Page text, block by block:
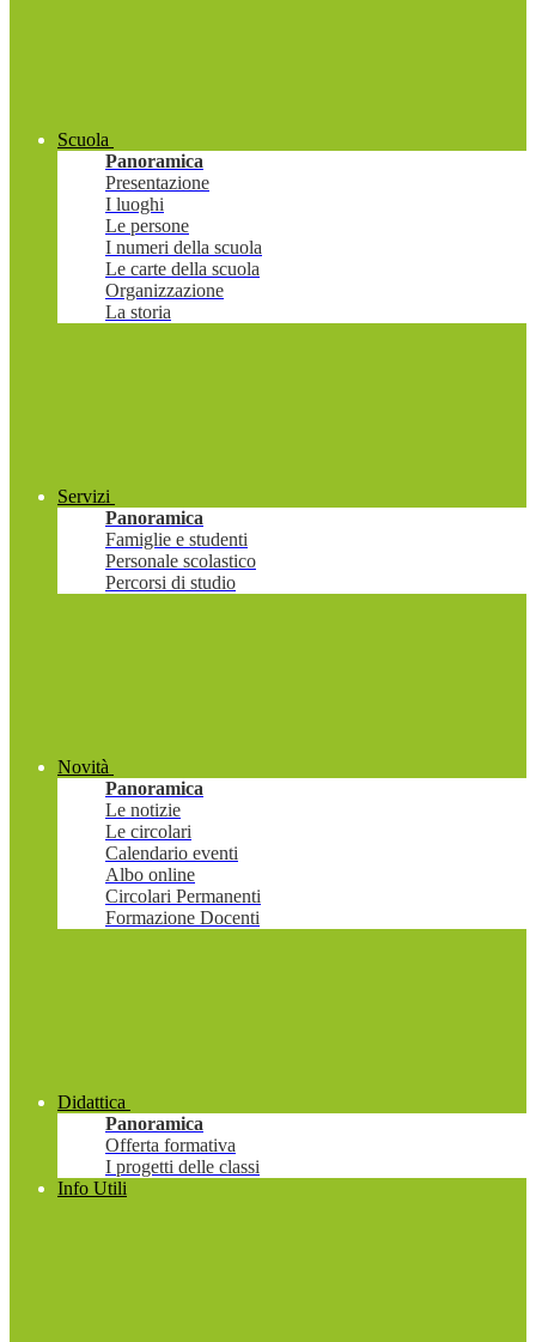
Scuola
Panoramica
Presentazione
I luoghi
Le persone
I numeri della scuola
Le carte della scuola
Organizzazione
La storia
Servizi
Panoramica
Famiglie e studenti
Personale scolastico
Percorsi di studio
Novità
Panoramica
Le notizie
Le circolari
Calendario eventi
Albo online
Circolari Permanenti
Formazione Docenti
Didattica
Panoramica
Offerta formativa
I progetti delle classi
Info Utili